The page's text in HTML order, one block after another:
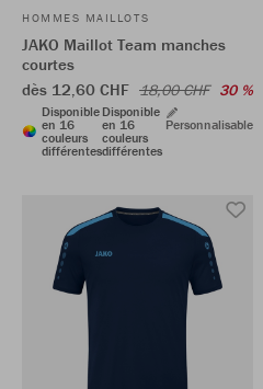
HOMMES MAILLOTS
JAKO Maillot Team manches
courtes
dès 12,60 CHF 18,00 CHF 30 %
Disponible
en 16
couleurs
différentes
Disponible
en 16
couleurs
différentes
Personnalisable